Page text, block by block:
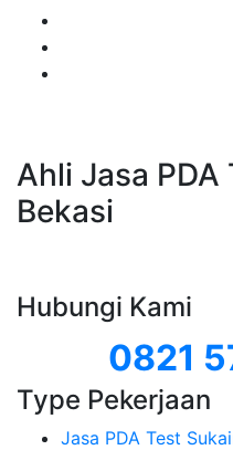
Ahli Jasa
Bekasi
Hubungi Kami
0821
Type Pekerjaan
Jasa PDA Test